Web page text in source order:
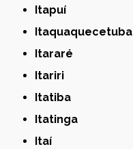
Itapuí
Itaquaquecetuba
Itararé
Itariri
Itatiba
Itatinga
Itaí